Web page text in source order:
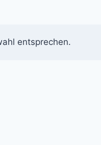
entsprechen.